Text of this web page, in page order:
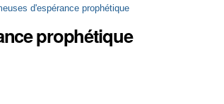
d'espérance prophétique
prophétique